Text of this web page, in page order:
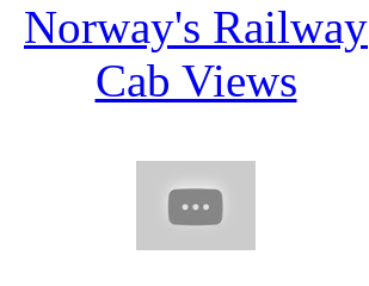
Norway's Railway
Cab Views